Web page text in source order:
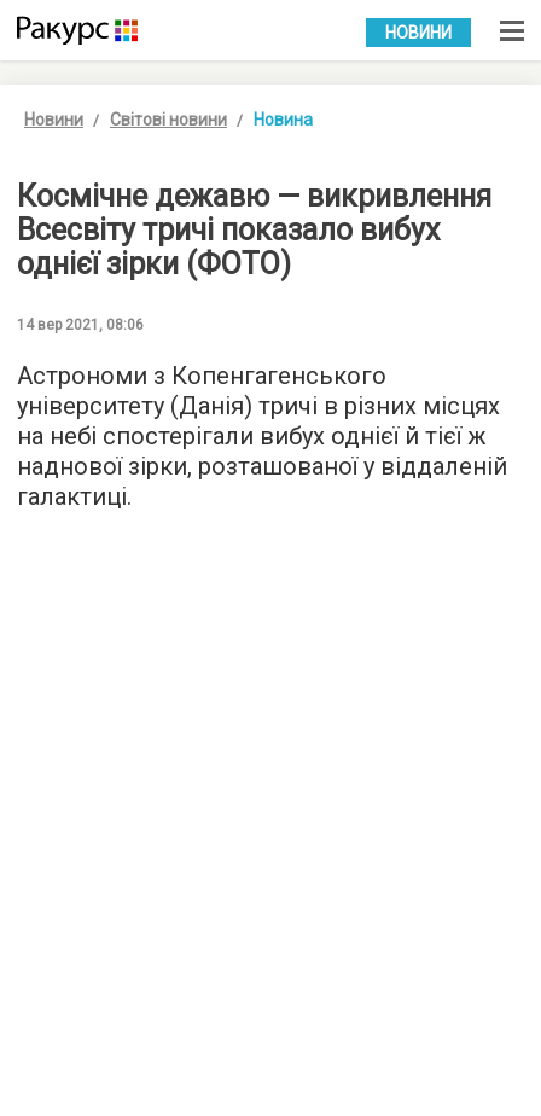
УКР РУС
НОВИНИ
Новини Світові новини Новина
Космічне дежавю — викривлення
Всесвіту тричі показало вибух
однієї зірки (ФОТО)
14 вер 2021, 08:06
Астрономи з Копенгагенського
університету (Данія) тричі в різних місцях
на небі спостерігали вибух однієї й тієї ж
наднової зірки, розташованої у віддаленій
галактиці.